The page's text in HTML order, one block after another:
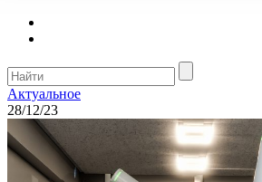
Актуальное
28/12/23